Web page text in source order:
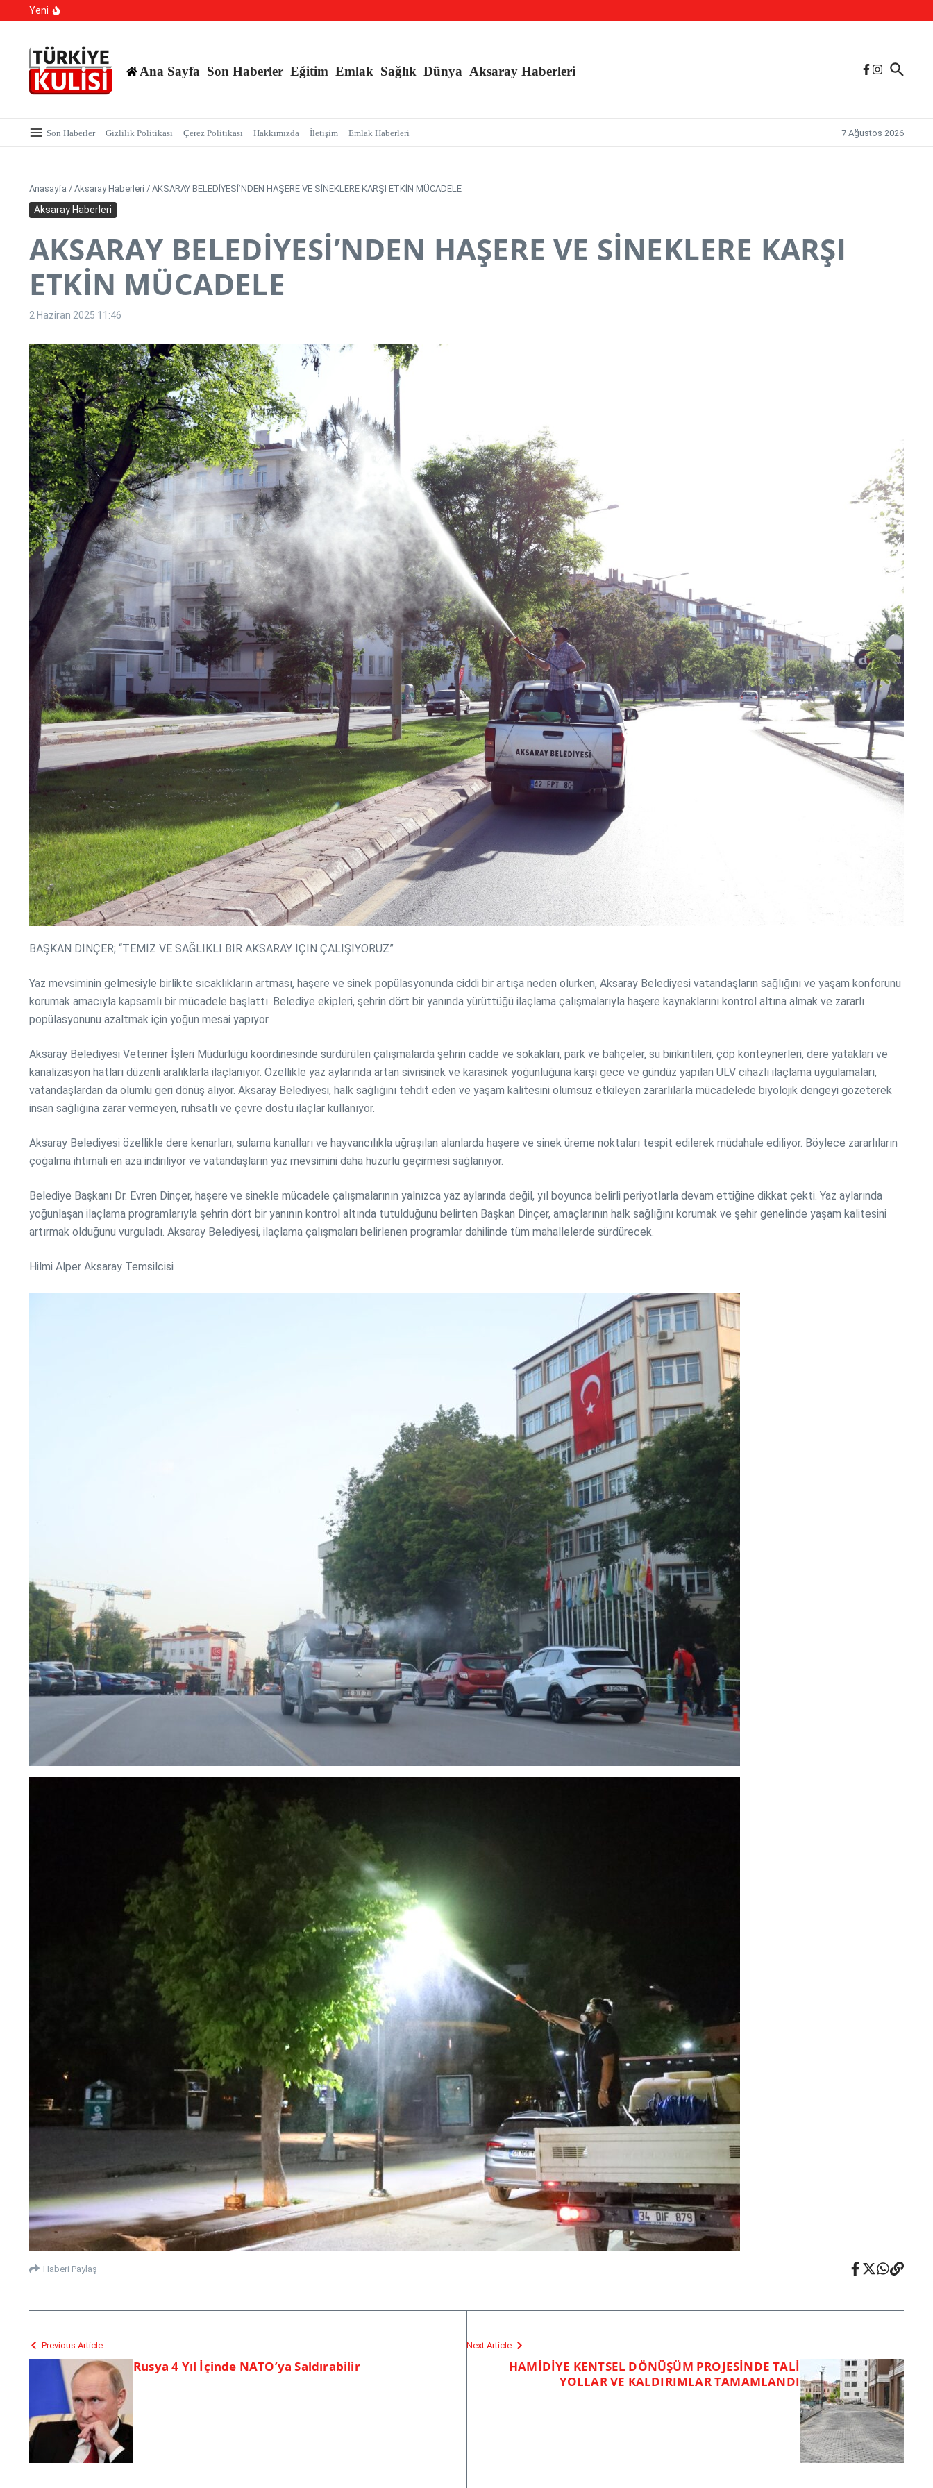
İçeriğe atla
Yeni
700 Bin Liralık Oyunu Dikkatiyle Bozdu: Ekspertiz ‘Sazan Sarmalı’ Tuzağını İfşa Etti
Ana Sayfa Son Haberler Eğitim Emlak Sağlık Dünya Aksaray Haberleri
Son Haberler Gizlilik Politikası Çerez Politikası Hakkımızda İletişim Emlak Haberleri 7 Ağustos 2026
Anasayfa / Aksaray Haberleri / AKSARAY BELEDİYESİ’NDEN HAŞERE VE SİNEKLERE KARŞI ETKİN MÜCADELE
Aksaray Haberleri
AKSARAY BELEDİYESİ’NDEN HAŞERE VE SİNEKLERE KARŞI
ETKİN MÜCADELE
2 Haziran 2025 11:46
BAŞKAN DİNÇER; “TEMİZ VE SAĞLIKLI BİR AKSARAY İÇİN ÇALIŞIYORUZ”
Yaz mevsiminin gelmesiyle birlikte sıcaklıkların artması, haşere ve sinek popülasyonunda ciddi bir artışa neden olurken, Aksaray Belediyesi vatandaşların sağlığını ve yaşam konforunu
korumak amacıyla kapsamlı bir mücadele başlattı. Belediye ekipleri, şehrin dört bir yanında yürüttüğü ilaçlama çalışmalarıyla haşere kaynaklarını kontrol altına almak ve zararlı
popülasyonunu azaltmak için yoğun mesai yapıyor.
Aksaray Belediyesi Veteriner İşleri Müdürlüğü koordinesinde sürdürülen çalışmalarda şehrin cadde ve sokakları, park ve bahçeler, su birikintileri, çöp konteynerleri, dere yatakları ve
kanalizasyon hatları düzenli aralıklarla ilaçlanıyor. Özellikle yaz aylarında artan sivrisinek ve karasinek yoğunluğuna karşı gece ve gündüz yapılan ULV cihazlı ilaçlama uygulamaları,
vatandaşlardan da olumlu geri dönüş alıyor. Aksaray Belediyesi, halk sağlığını tehdit eden ve yaşam kalitesini olumsuz etkileyen zararlılarla mücadelede biyolojik dengeyi gözeterek
insan sağlığına zarar vermeyen, ruhsatlı ve çevre dostu ilaçlar kullanıyor.
Aksaray Belediyesi özellikle dere kenarları, sulama kanalları ve hayvancılıkla uğraşılan alanlarda haşere ve sinek üreme noktaları tespit edilerek müdahale ediliyor. Böylece zararlıların
çoğalma ihtimali en aza indiriliyor ve vatandaşların yaz mevsimini daha huzurlu geçirmesi sağlanıyor.
Belediye Başkanı Dr. Evren Dinçer, haşere ve sinekle mücadele çalışmalarının yalnızca yaz aylarında değil, yıl boyunca belirli periyotlarla devam ettiğine dikkat çekti. Yaz aylarında
yoğunlaşan ilaçlama programlarıyla şehrin dört bir yanının kontrol altında tutulduğunu belirten Başkan Dinçer, amaçlarının halk sağlığını korumak ve şehir genelinde yaşam kalitesini
artırmak olduğunu vurguladı. Aksaray Belediyesi, ilaçlama çalışmaları belirlenen programlar dahilinde tüm mahallelerde sürdürecek.
Hilmi Alper Aksaray Temsilcisi
Haberi Paylaş
Previous Article
Rusya 4 Yıl İçinde NATO’ya Saldırabilir
Next Article
HAMİDİYE KENTSEL DÖNÜŞÜM PROJESİNDE TALİ
YOLLAR VE KALDIRIMLAR TAMAMLANDI